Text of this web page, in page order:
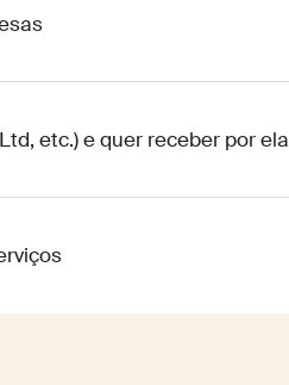
etc.) e quer receber por ela